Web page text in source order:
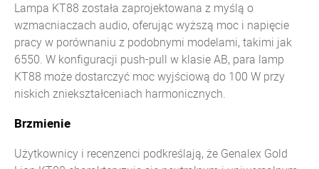
Lampa KT88 została zaprojektowana z myślą o
wzmacniaczach audio, oferując wyższą moc i napięcie
pracy w porównaniu z podobnymi modelami, takimi jak
6550. W konfiguracji push-pull w klasie AB, para lamp
KT88 może dostarczyć moc wyjściową do 100 W przy
niskich zniekształceniach harmonicznych.
Brzmienie
Użytkownicy i recenzenci podkreślają, że Genalex Gold